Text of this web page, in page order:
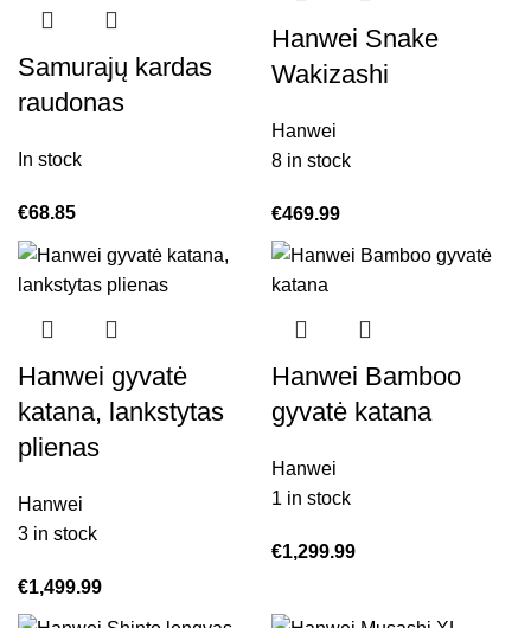
Samurajų kardas
raudonas
In stock
€68.85
Hanwei Snake
Wakizashi
Hanwei
8 in stock
€469.99
Hanwei gyvatė
katana, lankstytas
plienas
Hanwei
3 in stock
€1,499.99
Hanwei Bamboo
gyvatė katana
Hanwei
1 in stock
€1,299.99